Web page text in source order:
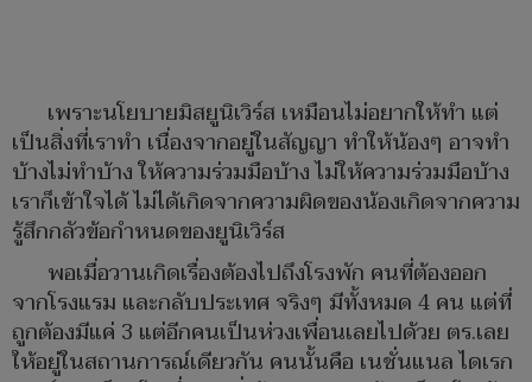
เพราะนโยบายมิสยูนิเวิร์ส เหมือนไม่อยากให้ทำ แต่
เป็นสิ่งที่เราทำ เนื่องจากอยู่ในสัญญา ทำให้น้องๆ อาจทำ
บ้างไม่ทำบ้าง ให้ความร่วมมือบ้าง ไม่ให้ความร่วมมือบ้าง
เราก็เข้าใจได้ ไม่ได้เกิดจากความผิดของน้องเกิดจากความ
รู้สึกกลัวข้อกำหนดของยูนิเวิร์ส
พอเมื่อวานเกิดเรื่องต้องไปถึงโรงพัก คนที่ต้องออก
จากโรงแรม และกลับประเทศ จริงๆ มีทั้งหมด 4 คน แต่ที่
ถูกต้องมีแค่ 3 แต่อีกคนเป็นห่วงเพื่อนเลยไปด้วย ตร.เลย
ให้อยู่ในสถานการณ์เดียวกัน คนนั้นคือ เนชั่นแนล ไดเรก